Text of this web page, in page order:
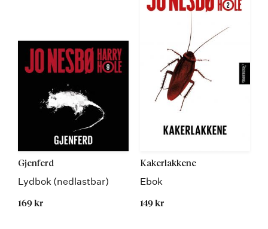
Gjenferd
Lydbok (nedlastbar)
169 kr
Kakerlakkene
Ebok
149 kr